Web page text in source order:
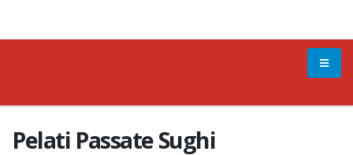
Pelati Passate Sughi